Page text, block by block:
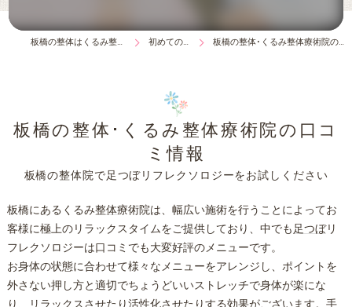
板橋の整体はくるみ整体療術院 初めての方へ 板橋の整体･くるみ整体療術院の口コミ情報
板橋の整体院で足つぼリフレクソロジーをお試しください
板橋の整体･くるみ整体療術院の口コ
ミ情報
板橋にあるくるみ整体療術院は、幅広い施術を行うことによってお
客様に極上のリラックスタイムをご提供しており、中でも 足つぼリ
フレクソロジーは口コミでも大変好評のメニューです。
お身体の状態に合わせて様々なメニューをアレンジし、ポイントを
外さない押し方と適切でちょうどいいストレッチで身体が楽にな
り、リラックスさせたり活性化させたりする効果がございます。手